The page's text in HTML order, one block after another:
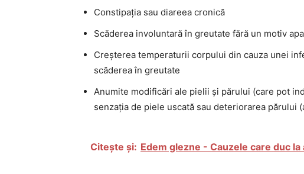
Constipația sau diareea cronică
Scăderea involuntară în greutate fără un motiv
Creșterea temperaturii corpului din cauza unei
scăderea în greutate
Anumite modificări ale pielii și părului (care pot
senzația de piele uscată sau deteriorarea părului
Citește și: Edem glezne - Cauzele care duc